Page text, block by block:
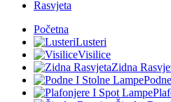
Rasvjeta
Početna
Lusteri
Visilice
Zidna